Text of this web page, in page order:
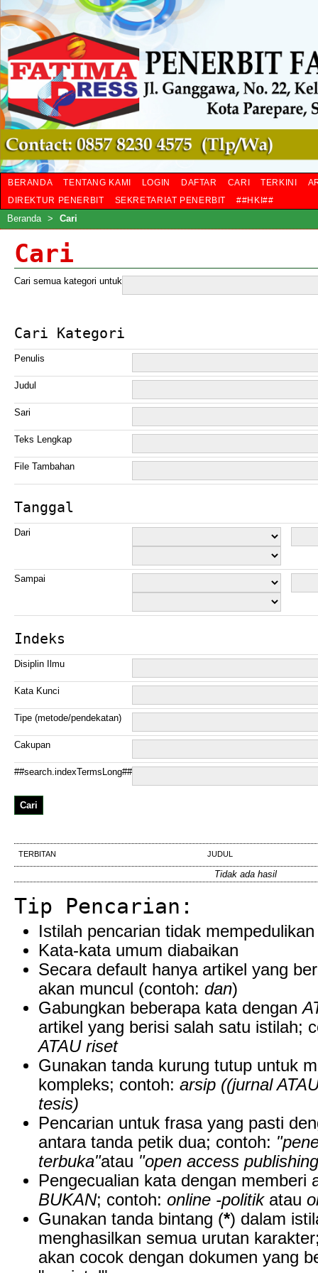
BERANDA TENTANG KAMI LOGIN DAFTAR CARI TERKINI
DIREKTUR PENERBIT
SEKRETARIAT PENERBIT ##HKI##
Beranda > Cari
Cari
Cari semua kategori untuk
Cari Kategori
Penulis
Judul
Sari
Teks Lengkap
File Tambahan
Tanggal
Dari
Sampai
Indeks
Disiplin Ilmu
Kata Kunci
Tipe (metode/pendekatan)
Cakupan
##search.indexTermsLong##
TERBITAN JUDUL
Tidak ada hasil
Tip Pencarian:
Istilah pencarian tidak
Kata-kata umum diabaikan
Secara default hanya artikel yang
akan muncul (contoh: dan)
Gabungkan beberapa kata dengan
artikel yang berisi salah satu istilah;
ATAU riset
Gunakan tanda kurung tutup untuk
kompleks; contoh: arsip ((jurnal
tesis)
Pencarian untuk frasa yang pasti
antara tanda petik dua; contoh:
terbuka"atau "open access
Pengecualian kata dengan memberi
BUKAN; contoh: online -politikatau
Gunakan tanda bintang (*) dalam
menghasilkan semua urutan
akan cocok dengan dokumen yang